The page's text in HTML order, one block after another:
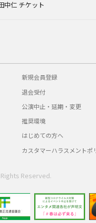
中仁 チケット
新規会員登録
退会受付
公演中止・延期・変更
推奨環境
はじめての方へ
カスタマーハラスメントポ
Reserved.